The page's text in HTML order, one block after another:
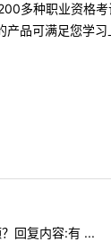
多种职业资格
品可满足您学
回复内容:有 ...